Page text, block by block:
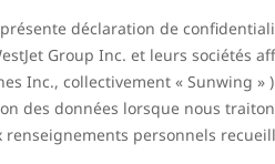
déclaration de
Group Inc. et leurs sociétés
Inc., collectivement « Sunwing
des données lorsque nous
renseignements personnels